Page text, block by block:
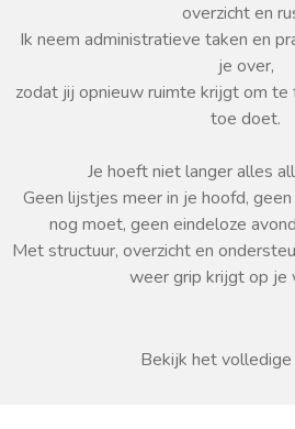
overzicht en
Ik neem administratieve taken en
je over,
zodat jij opnieuw ruimte krijgt om
toe doet.
Je hoeft niet langer alles
Geen lijstjes meer in je hoofd,
nog moet, geen eindeloze
Met structuur, overzicht en
weer grip krijgt op je
Bekijk het volledige